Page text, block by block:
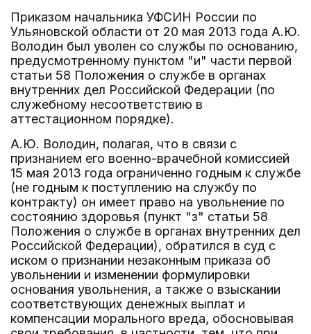
Приказом начальника УФСИН России по
Ульяновской области от 20 мая 2013 года А.Ю.
Володин был уволен со службы по основанию,
предусмотренному пунктом "и" части первой
статьи 58 Положения о службе в органах
внутренних дел Российской Федерации (по
служебному несоответствию в
аттестационном порядке).
А.Ю. Володин, полагая, что в связи с
признанием его военно-врачебной комиссией
15 мая 2013 года ограниченно годным к службе
(не годным к поступлению на службу по
контракту) он имеет право на увольнение по
состоянию здоровья (пункт "з" статьи 58
Положения о службе в органах внутренних дел
Российской Федерации), обратился в суд с
иском о признании незаконным приказа об
увольнении и изменении формулировки
основания увольнения, а также о взыскании
соответствующих денежных выплат и
компенсации морального вреда, обосновывая